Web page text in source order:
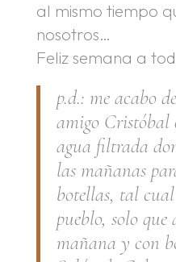
al mismo tiempo
nosotros…
Feliz semana a
p.d.: me acabo
amigo Cristóbal
agua filtrada
las mañanas
botellas, tal
pueblo, solo que
mañana y con